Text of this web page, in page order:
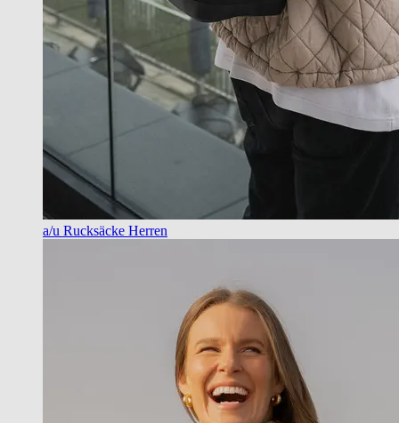
a/u Rucksäcke Herren